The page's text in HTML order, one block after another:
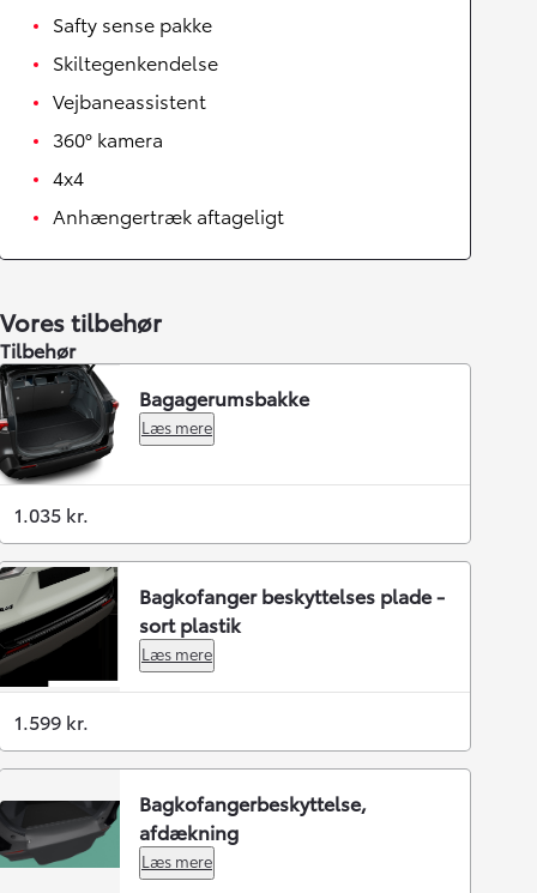
Safty sense pakke
Skiltegenkendelse
Vejbaneassistent
360° kamera
4x4
Anhængertræk aftageligt
Vores tilbehør
Tilbehør
Bagagerumsbakke
Læs mere
1.035 kr.
Bagkofanger beskyttelses plade -
sort plastik
Læs mere
1.599 kr.
Bagkofangerbeskyttelse,
afdækning
Læs mere